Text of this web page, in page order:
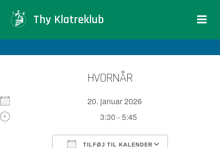
Thy Klatreklub
HVORNÅR
20. januar 2026
3:30 - 5:45
TILFØJ TIL KALENDER